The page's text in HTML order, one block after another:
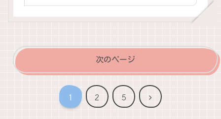
次のページ
1 2 5
次